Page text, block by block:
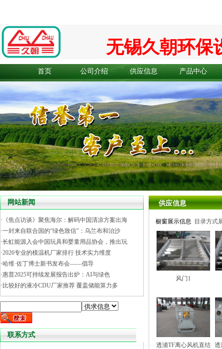
无锡久朝环保
首页 公司介绍 供应信息 产品中心
网站新闻
· 《焦点访谈》聚焦海尔：解码中国清凉方案出海
·一封来自联合国的“绿色致信”：乌兰布和治沙
·长虹能源入会中国玩具和婴童用品协会，推出玩
·2026专业的模温机厂家排行 技术实力维度
·哈维·佐丁博士新书发布会——倡导
·惠普2025可持续发展报告出炉：AI与绿色
· 比较好的液冷CDU厂家推荐 覆盖储能算力多
联系方式
供应信息
橱窗展示信息 目录方式
风门1
透浦TF离心风机直结 透